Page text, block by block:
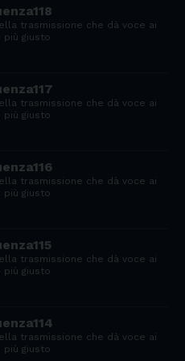
trasmissione che dà voce ai
più giusto
trasmissione che dà voce ai
più giusto
trasmissione che dà voce ai
più giusto
trasmissione che dà voce ai
più giusto
trasmissione che dà voce ai
più giusto